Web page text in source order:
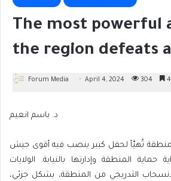
The most powerful
the region defeats
Forum Media April 4, 2024 304
د. باسم انعيم
تُهيَّأ لحفل كبير ينصب فيه أقوى جيش
المنطقة وإدارتها بالنيابة. الولايات
التدريجي من المنطقة، بشكل جزئي،